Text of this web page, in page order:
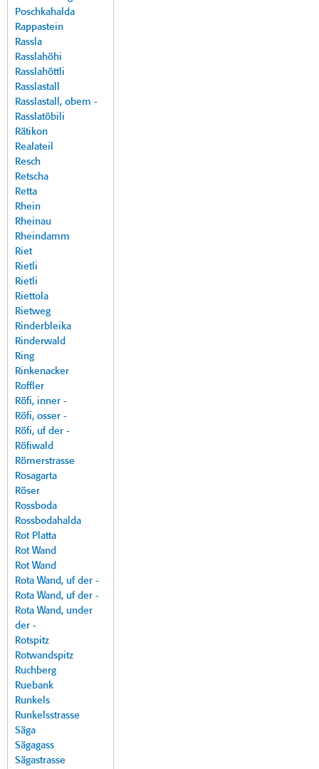
Poschkahalda
Rappastein
Rassla
Rasslahöhi
Rasslahöttli
Rasslastall
Rasslastall, obem -
Rasslatöbili
Rätikon
Realateil
Resch
Retscha
Retta
Rhein
Rheinau
Rheindamm
Riet
Rietli
Rietli
Riettola
Rietweg
Rinderbleika
Rinderwald
Ring
Rinkenacker
Roffler
Röfi, inner -
Röfi, osser -
Röfi, uf der -
Röfiwald
Römerstrasse
Rosagarta
Röser
Rossboda
Rossbodahalda
Rot Platta
Rot Wand
Rot Wand
Rota Wand, uf der -
Rota Wand, uf der -
Rota Wand, under
der -
Rotspitz
Rotwandspitz
Ruchberg
Ruebank
Runkels
Runkelsstrasse
Säga
Sägagass
Sägastrasse